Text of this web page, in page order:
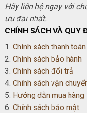
Hãy liên hệ ngay với
ưu đãi nhất.
CHÍNH SÁCH VÀ QUY
1. Chính sách thanh toán
2. Chính sách bảo hành
3. Chính sách đổi trả
4. Chính sách vận
5. Hướng dẫn mua hàng
6. Chính sách bảo mật